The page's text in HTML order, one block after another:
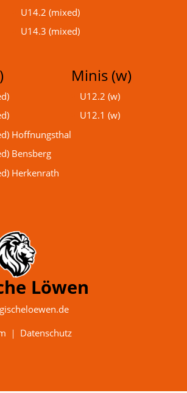
U14.2 (mixed)
U14.3 (mixed)
Hoffnungsthal
Bensberg
Herkenrath
Minis (w)
U12.2 (w)
U12.1 (w)
Löwen
｜ Datenschutz